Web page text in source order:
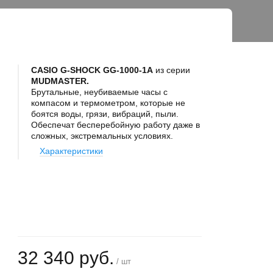
CASIO G-SHOCK GG-1000-1A из серии
MUDMASTER.
Брутальные, неубиваемые часы с
компасом и термометром, которые не
боятся воды, грязи, вибраций, пыли.
Обеспечат бесперебойную работу даже в
сложных, экстремальных условиях.
Характеристики
32 340 руб. / шт